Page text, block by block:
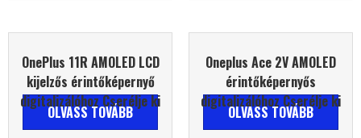
OnePlus 11R AMOLED LCD
kijelzős érintőképernyő
digitalizálóhoz Cserélje ki
OLVASS TOVÁBB
Oneplus Ace 2V AMOLED
érintőképernyős
digitalizálóhoz Cserélje ki
OLVASS TOVÁBB